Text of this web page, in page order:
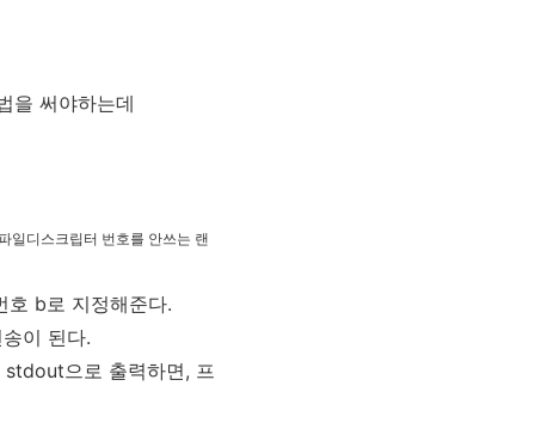
을 써야하는데
일디스크립터 번호를 안쓰는 랜
호 b로 지정해준다.
이 된다.
으로 출력하면, 프